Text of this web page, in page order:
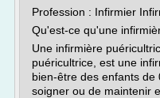
Profession : Infirmier
Qu'est-ce qu'une
Une infirmière
puéricultrice, est une
bien-être des enfants
soigner ou de maintenir